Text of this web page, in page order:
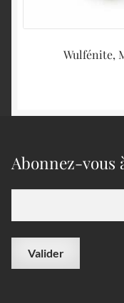
Wulfénite,
Abonnez-vous